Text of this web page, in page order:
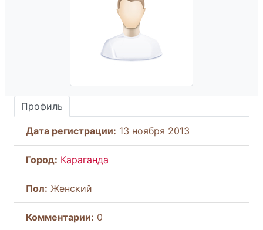
Профиль
Дата регистрации: 13 ноября 2013
Город: Караганда
Пол: Женский
Комментарии: 0